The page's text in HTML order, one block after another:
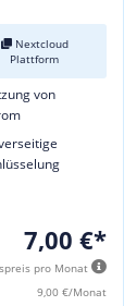
Nextcloud
Plattform
von
7,00 €*
pro Monat
9,00 €/Monat